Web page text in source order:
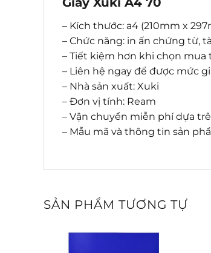
– Kích thước: a4 (210mm x
– Chức năng: in ấn chứng từ,
– Tiết kiệm hơn khi chọn mua
– Liên hệ ngay để được mức
– Nhà sản xuất: Xuki
– Đơn vị tính: Ream
– Vận chuyển miễn phí dựa
– Mẫu mã và thông tin sản
SẢN PHẨM TƯƠNG TỰ